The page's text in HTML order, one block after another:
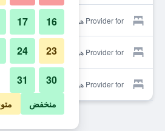
Provider for هوتل كراون هيلز توكوياما
Provider for هوتل كراون هيلز توكوياما
Provider for هوتل كراون هيلز توكوياما
16
17
23
24
30
31
منخفض